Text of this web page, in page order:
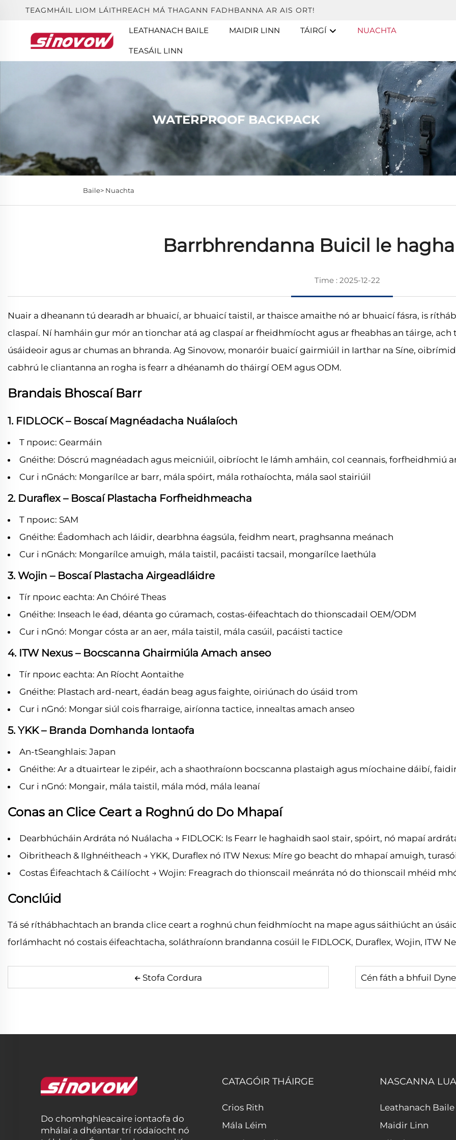
TEAGMHÁIL LIOM LÁITHREACH MÁ THAGANN FADHBANNA AR AIS ORT!
LEATHANACH BAILE MAIDIR LINN TÁIRGÍ NUACHTA
TEASÁIL LINN
Baile> Nuachta
Barrbhrendanna Buicil le
Time : 2025-12-22
Nuair a dheanann tú dearadh ar bhuaicí, ar bhuaicí taistil, ar thaisce amaithe nó ar bhuaicí fásra, is
claspaí. Ní hamháin gur mór an tionchar atá ag claspaí ar fheidhmíocht agus ar fheabhas an táirge,
úsáideoir agus ar chumas an bhranda. Ag Sinovow, monaróir buaicí gairmiúil in Iarthar na Síne,
cabhrú le cliantanna an rogha is fearr a dhéanamh do tháirgí OEM agus ODM.
Brandais Bhoscaí Barr
1. FIDLOCK – Boscaí Magnéadacha Nuálaíoch
T проис: Gearmáin
Gnéithe: Dóscrú magnéadach agus meicniúil, oibríocht le lámh amháin, col ceannais, forfheidhmiú
Cur i nGnách: Mongarílce ar barr, mála spóirt, mála rothaíochta, mála saol stairiúil
2. Duraflex – Boscaí Plastacha Forfheidhmeacha
T проис: SAM
Gnéithe: Éadomhach ach láidir, dearbhna éagsúla, feidhm neart, praghsanna meánach
Cur i nGnách: Mongarílce amuigh, mála taistil, pacáisti tacsail, mongarílce laethúla
3. Wojin – Boscaí Plastacha Airgeadláidre
Tír проис eachta: An Chóiré Theas
Gnéithe: Inseach le éad, déanta go cúramach, costas-éifeachtach do thionscadail OEM/ODM
Cur i nGnó: Mongar cósta ar an aer, mála taistil, mála casúil, pacáisti tactice
4. ITW Nexus – Bocscanna Ghairmiúla Amach anseo
Tír проис eachta: An Ríocht Aontaithe
Gnéithe: Plastach ard-neart, éadán beag agus faighte, oiriúnach do úsáid trom
Cur i nGnó: Mongar siúl cois fharraige, airíonna tactice, innealtas amach anseo
5. YKK – Branda Domhanda Iontaofa
An-tSeanghlais: Japan
Gnéithe: Ar a dtuairtear le zipéir, ach a shaothraíonn bocscanna plastaigh agus míochaine dáibí,
Cur i nGnó: Mongair, mála taistil, mála mód, mála leanaí
Conas an Clice Ceart a Roghnú do Do Mhapaí
Dearbhúcháin Ardráta nó Nuálacha → FIDLOCK: Is Fearr le haghaidh saol stair, spóirt, nó mapaí
Oibritheach & Ilghnéitheach → YKK, Duraflex nó ITW Nexus: Míre go beacht do mhapaí amuigh,
Costas Éifeachtach & Cáilíocht → Wojin: Freagrach do thionscail meánráta nó do thionscail mhéid
Conclúid
Tá sé ríthábhachtach an branda clice ceart a roghnú chun feidhmíocht na mape agus sáithiúcht an
forlámhacht nó costais éifeachtacha, soláthraíonn brandanna cosúil le FIDLOCK, Duraflex, Wojin, ITW
Stofa Cordura
Do chomhghleacaire iontaofa do
mhálaí a dhéantar trí ródaíocht nó
CATAGÓIR THÁIRGE
Crios Rith
Mála Léim
NASCANNA
Leathanach Baile
Maidir Linn